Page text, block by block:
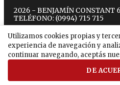
Utilizamos cookies propias y
experiencia de navegación y
continuar navegando, aceptás
DE
2026 - BENJAMÍN CONSTANT
TELÉFONO: (0994) 715 715
twitterinstagram
facebook